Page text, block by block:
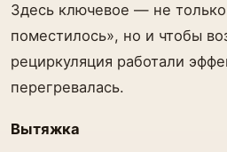
Здесь ключевое — не
поместилось», но и чтобы
рециркуляция работали
перегревалась.
Вытяжка